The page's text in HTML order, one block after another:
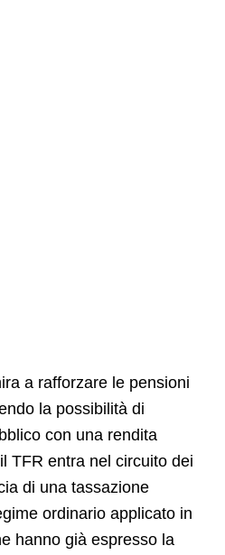
Ad
a rafforzare le pensioni
la possibilità di
con una rendita
TFR entra nel circuito dei
di una tassazione
ordinario applicato in
hanno già espresso la